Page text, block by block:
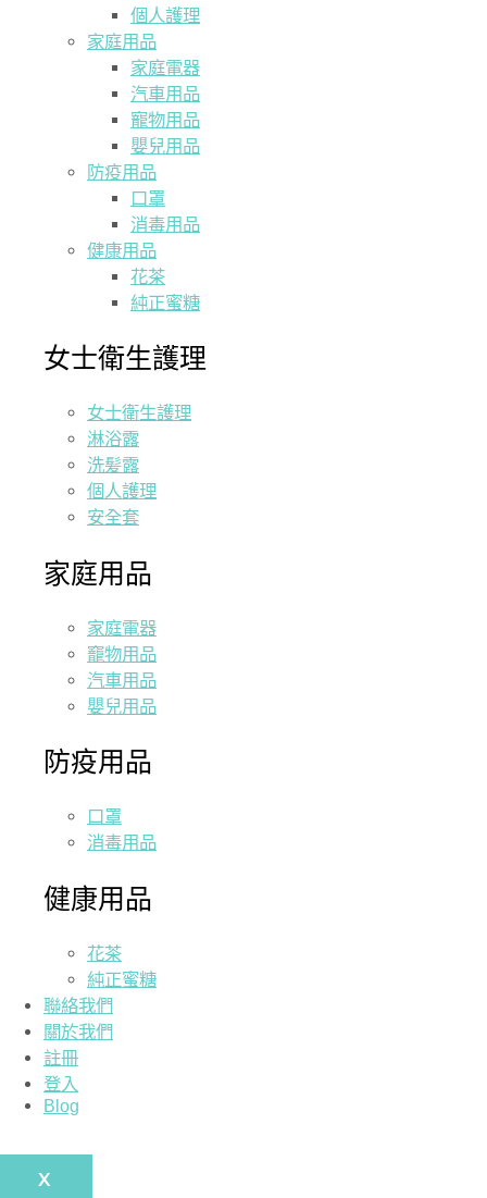
個人護理
家庭用品
家庭電器
汽車用品
寵物用品
嬰兒用品
防疫用品
口罩
消毒用品
健康用品
花茶
純正蜜糖
女士衛生護理
女士衛生護理
淋浴露
洗髪露
個人護理
安全套
家庭用品
家庭電器
竉物用品
汽車用品
嬰兒用品
防疫用品
口罩
消毒用品
健康用品
花茶
純正蜜糖
聯絡我們
關於我們
註冊
登入
Blog
X